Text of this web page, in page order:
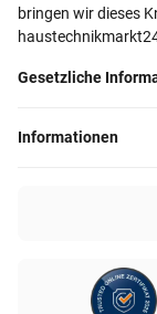
bringen wir dieses
Gesetzliche
Informationen